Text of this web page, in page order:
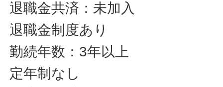
退職金共済：未加入
退職金制度あり
勤続年数：3年以上
定年制なし